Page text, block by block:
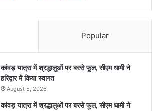
Popular
कांवड़ यात्रा में श्रद्धालुओं पर बरसे फूल, सीएम धामी ने
हरिद्वार में किया स्वागत
August 5, 2026
कांवड़ यात्रा में श्रद्धालुओं पर बरसे फूल, सीएम धामी ने